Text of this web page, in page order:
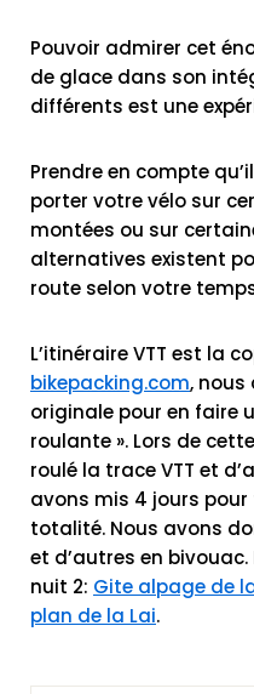
Pouvoir admirer cet
de glace dans son
différents est une
Prendre en compte
porter votre vélo sur
montées ou sur
alternatives existent
route selon votre
L’itinéraire VTT est la
bikepacking.com,
originale pour en faire
roulante ». Lors de
roulé la trace VTT et
avons mis 4 jours
totalité. Nous avons
et d’autres en bivouac.
nuit 2: Gite alpage de
plan de la Lai.